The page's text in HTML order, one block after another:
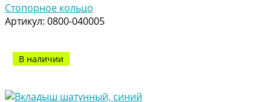
Стопорное кольцо
Артикул: 0800-040005
В наличии